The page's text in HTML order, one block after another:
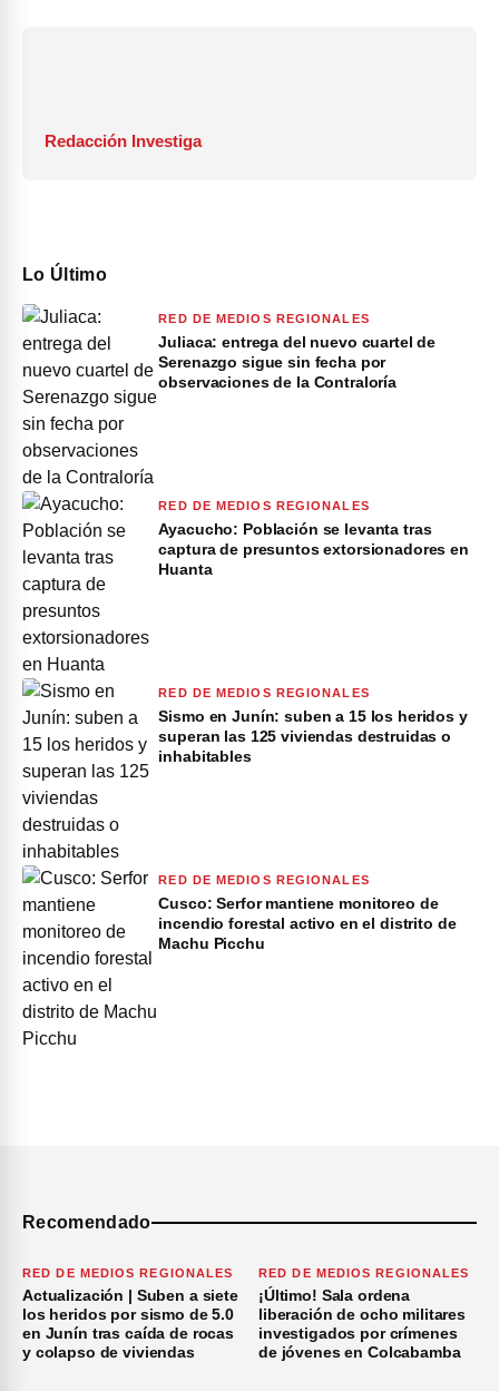
Redacción Investiga
Lo Último
RED DE MEDIOS REGIONALES
Juliaca: entrega del nuevo cuartel de
Serenazgo sigue sin fecha por
observaciones de la Contraloría
RED DE MEDIOS REGIONALES
Ayacucho: Población se levanta tras
captura de presuntos extorsionadores en
Huanta
RED DE MEDIOS REGIONALES
Sismo en Junín: suben a 15 los heridos y
superan las 125 viviendas destruidas o
inhabitables
RED DE MEDIOS REGIONALES
Cusco: Serfor mantiene monitoreo de
incendio forestal activo en el distrito de
Machu Picchu
Recomendado
RED DE MEDIOS REGIONALES
Actualización | Suben a siete
los heridos por sismo de 5.0
en Junín tras caída de rocas
y colapso de viviendas
RED DE MEDIOS REGIONALES
¡Último! Sala ordena
liberación de ocho militares
investigados por crímenes
de jóvenes en Colcabamba